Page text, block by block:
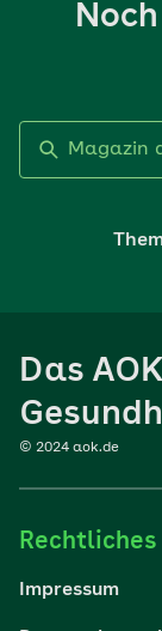
Sport
Reisen
Das
© 2024 aok.de
Rechtliches
Impressum